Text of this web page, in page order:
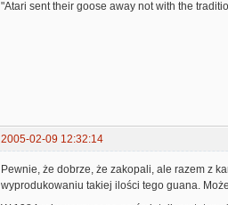
"Atari sent their goose away not with the
2005-02-09 12:32:14
Pewnie, że dobrze, że zakopali, ale razem z
wyprodukowaniu takiej ilości tego guana.